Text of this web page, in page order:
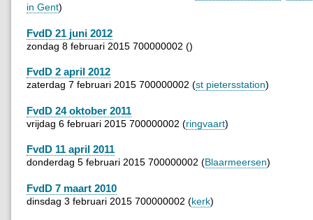
in Gent)
FvdD 21 juni 2012
zondag 8 februari 2015 700000002 ()
FvdD 2 april 2012
zaterdag 7 februari 2015 700000002 (st pietersstation)
FvdD 24 oktober 2011
vrijdag 6 februari 2015 700000002 (ringvaart)
FvdD 11 april 2011
donderdag 5 februari 2015 700000002 (Blaarmeersen)
FvdD 7 maart 2010
dinsdag 3 februari 2015 700000002 (kerk)